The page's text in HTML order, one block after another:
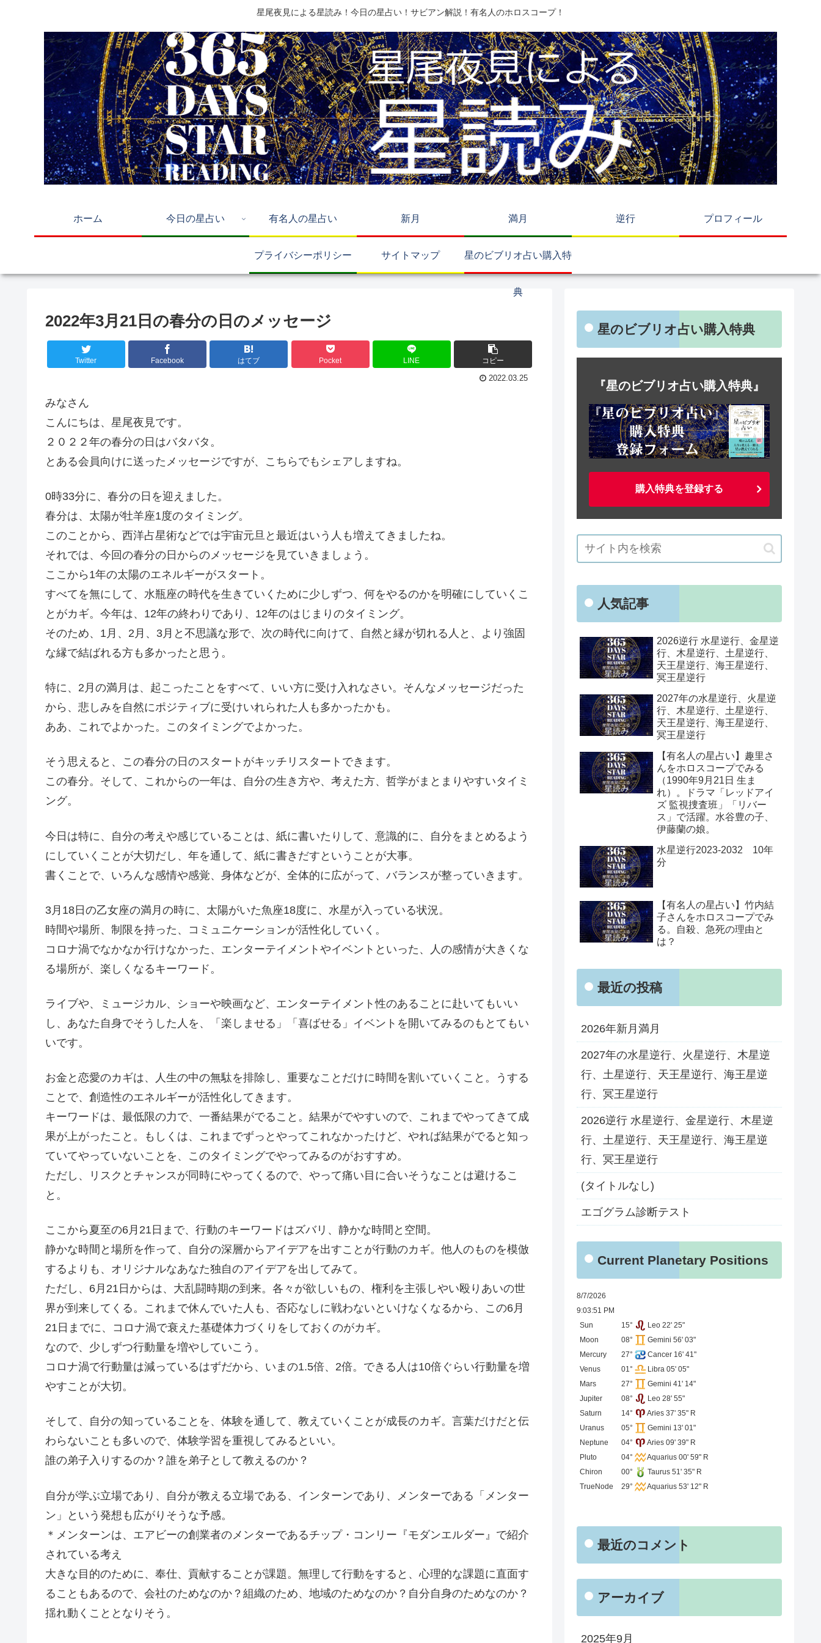
星尾夜見による星読み！今日の星占い！サビアン解説！有名人のホロスコープ！
ホーム 今日の星占い 有名人の星占い 新月 満月 逆行 プロフィール
プライバシーポリシー サイトマップ 星のビブリオ占い購入特
典
2022年3月21日の春分の日のメッセージ
Twitter Facebook はてブ Pocket LINE コピー
2022.03.25
みなさん
こんにちは、星尾夜見です。
２０２２年の春分の日はバタバタ。
とある会員向けに送ったメッセージですが、こちらでもシェアしますね。
0時33分に、春分の日を迎えました。
春分は、太陽が牡羊座1度のタイミング。
このことから、西洋占星術などでは宇宙元旦と最近はいう人も増えてきましたね。
それでは、今回の春分の日からのメッセージを見ていきましょう。
ここから1年の太陽のエネルギーがスタート。
すべてを無にして、水瓶座の時代を生きていくために少しずつ、何をやるのかを明確にしていくこ
とがカギ。今年は、12年の終わりであり、12年のはじまりのタイミング。
そのため、1月、2月、3月と不思議な形で、次の時代に向けて、自然と縁が切れる人と、より強固
な縁で結ばれる方も多かったと思う。
特に、2月の満月は、起こったことをすべて、いい方に受け入れなさい。そんなメッセージだった
から、悲しみを自然にポジティブに受けいれられた人も多かったかも。
ああ、これでよかった。このタイミングでよかった。
そう思えると、この春分の日のスタートがキッチリスタートできます。
この春分。そして、これからの一年は、自分の生き方や、考えた方、哲学がまとまりやすいタイミ
ング。
今日は特に、自分の考えや感じていることは、紙に書いたりして、意識的に、自分をまとめるよう
にしていくことが大切だし、年を通して、紙に書きだすということが大事。
書くことで、いろんな感情や感覚、身体などが、全体的に広がって、バランスが整っていきます。
3月18日の乙女座の満月の時に、太陽がいた魚座18度に、水星が入っている状況。
時間や場所、制限を持った、コミュニケーションが活性化していく。
コロナ渦でなかなか行けなかった、エンターテイメントやイベントといった、人の感情が大きくな
る場所が、楽しくなるキーワード。
ライブや、ミュージカル、ショーや映画など、エンターテイメント性のあることに赴いてもいい
し、あなた自身でそうした人を、「楽しませる」「喜ばせる」イベントを開いてみるのもとてもい
いです。
お金と恋愛のカギは、人生の中の無駄を排除し、重要なことだけに時間を割いていくこと。うする
ことで、創造性のエネルギーが活性化してきます。
キーワードは、最低限の力で、一番結果がでること。結果がでやすいので、これまでやってきて成
果が上がったこと。もしくは、これまでずっとやってこれなかったけど、やれば結果がでると知っ
ていてやっていないことを、このタイミングでやってみるのがおすすめ。
ただし、リスクとチャンスが同時にやってくるので、やって痛い目に合いそうなことは避けるこ
と。
ここから夏至の6月21日まで、行動のキーワードはズバリ、静かな時間と空間。
静かな時間と場所を作って、自分の深層からアイデアを出すことが行動のカギ。他人のものを模倣
するよりも、オリジナルなあなた独自のアイデアを出してみて。
ただし、6月21日からは、大乱闘時期の到来。各々が欲しいもの、権利を主張しやい殴りあいの世
界が到来してくる。これまで休んでいた人も、否応なしに戦わないといけなくなるから、この6月
21日までに、コロナ渦で衰えた基礎体力づくりをしておくのがカギ。
なので、少しずつ行動量を増やしていこう。
コロナ渦で行動量は減っているはずだから、いまの1.5倍、2倍。できる人は10倍ぐらい行動量を増
やすことが大切。
そして、自分の知っていることを、体験を通して、教えていくことが成長のカギ。言葉だけだと伝
わらないことも多いので、体験学習を重視してみるといい。
誰の弟子入りするのか？誰を弟子として教えるのか？
自分が学ぶ立場であり、自分が教える立場である、インターンであり、メンターである「メンター
ン」という発想も広がりそうな予感。
＊メンターンは、エアビーの創業者のメンターであるチップ・コンリー『モダンエルダー』で紹介
されている考え
大きな目的のために、奉仕、貢献することが課題。無理して行動をすると、心理的な課題に直面す
ることもあるので、会社のためなのか？組織のため、地域のためなのか？自分自身のためなのか？
揺れ動くこととなりそう。
星のビブリオ占い購入特典
『星のビブリオ占い購入特典』
購入特典を登録する
人気記事
2026逆行 水星逆行、金星逆
行、木星逆行、土星逆行、
天王星逆行、海王星逆行、
冥王星逆行
2027年の水星逆行、火星逆
行、木星逆行、土星逆行、
天王星逆行、海王星逆行、
冥王星逆行
【有名人の星占い】趣里さ
んをホロスコープでみる
（1990年9月21日 生ま
れ）。ドラマ「レッドアイ
ズ 監視捜査班」「リバー
ス」で活躍。水谷豊の子、
伊藤蘭の娘。
水星逆行2023-2032 10年
分
【有名人の星占い】竹内結
子さんをホロスコープでみ
る。自殺、急死の理由と
は？
最近の投稿
2026年新月満月
2027年の水星逆行、火星逆行、木星逆
行、土星逆行、天王星逆行、海王星逆
行、冥王星逆行
2026逆行 水星逆行、金星逆行、木星逆
行、土星逆行、天王星逆行、海王星逆
行、冥王星逆行
(タイトルなし)
エゴグラム診断テスト
Current Planetary Positions
8/7/2026
9:03:51 PM
Sun
15°
Leo 22' 25"
Moon
08°
Gemini 56' 03"
Mercury
27°
Cancer 16' 41"
Venus
01°
Libra 05' 05"
Mars
27°
Gemini 41' 14"
Jupiter
08°
Leo 28' 55"
Saturn
14°
Aries 37' 35" R
Uranus
05°
Gemini 13' 01"
Neptune
04°
Aries 09' 39" R
Pluto
04°
Aquarius 00' 59" R
Chiron
00°
Taurus 51' 35" R
TrueNode
29° Aquarius 53' 12" R
最近のコメント
アーカイブ
2025年9月